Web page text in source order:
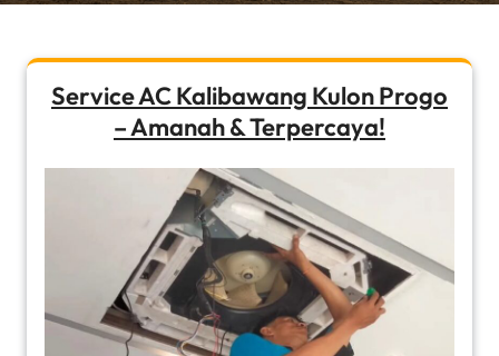
Service AC Kalibawang Kulon Progo
– Amanah & Terpercaya!